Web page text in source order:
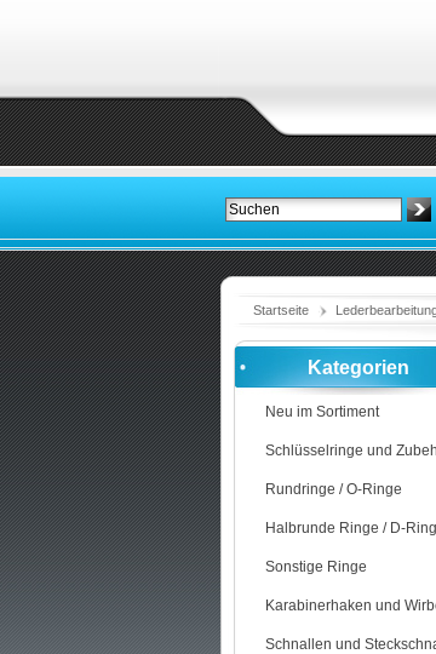
Startseite
Kategorien
Neu im Sortiment
Schlüsselringe und
Rundringe / O-Ringe
Halbrunde Ringe / D-
Sonstige Ringe
Karabinerhaken und
Schnallen und